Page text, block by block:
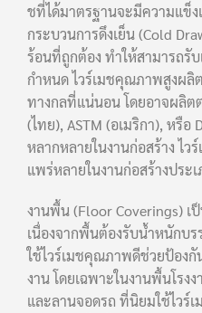
ชที่ได้มาตรฐานจะมีความแข็ง
กระบวนการดึงเย็น (Cold
ร้อนที่ถูกต้อง ทำให้สามารถรั
กำหนด ไวร์เมชคุณภาพสูงผ
ทางกลที่แน่นอน โดยอาจผลิต
(ไทย), ASTM (อเมริกา), หรือ
หลากหลายในงานก่อสร้าง ไว
แพร่หลายในงานก่อสร้างประ
งานพื้น (Floor Coverings)
เนื่องจากพื้นต้องรับน้ำหนักบร
ใช้ไวร์เมชคุณภาพดีช่วยป้องกั
งาน โดยเฉพาะในงานพื้นโรง
และลานจอดรถ ที่นิยมใช้ไวร์